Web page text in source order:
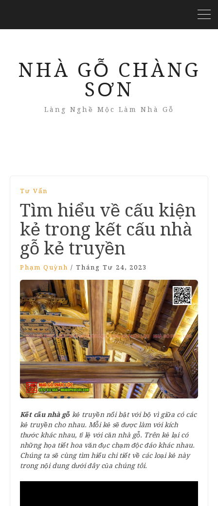
NHÀ GỖ CHÀNG
SƠN
Làng Nghề Mộc Làm Nhà Gỗ
Tư Vấn
Tìm hiểu về cấu kiện
kẻ trong kết cấu nhà
gỗ kẻ truyền
Phạm Quỳnh / Tháng Tư 24, 2023
Kết cấu nhà gỗ kẻ truyền nổi bật với bộ vì giữa có các
kẻ truyền cho nhau. Mỗi kẻ sẽ được làm với kích
thước khác nhau, tỉ lệ với căn nhà gỗ. Trên kẻ lại có
những họa tiết hoa văn đục chạm độc đáo khác nhau.
Chúng ta sẽ cùng tìm hiểu chi tiết về các loại kẻ này
trong nội dung dưới đây của chúng tôi.